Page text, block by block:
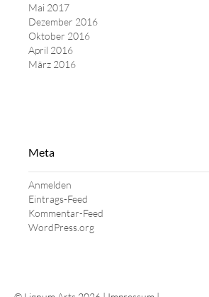
Mai 2017
Dezember 2016
Oktober 2016
April 2016
März 2016
Meta
Anmelden
Eintrags-Feed
Kommentar-Feed
WordPress.org